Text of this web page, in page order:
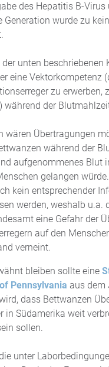
des Hepatitis B-Virus
Generation wurde zu
unten beschriebenen
eine Vektorkompetenz
zu erwerben,
während der
wären Übertragungen
während der
aufgenommenes Blut
gelangen
kein entsprechender
werden, weshalb u.a.
eine Gefahr der
auf den
verneint.
bleiben sollte eine
Pennsylvania aus dem
dass Bettwanzen
in Südamerika weit
sollen.
unter